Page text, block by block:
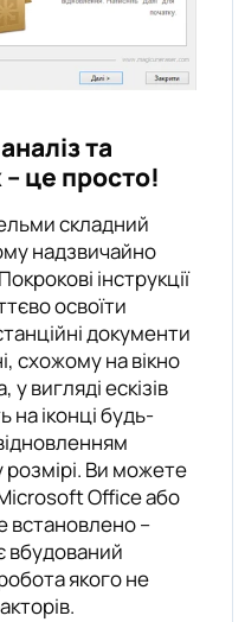
та
це просто!
складний
надзвичайно
інструкції
освоїти
документи
схожому на вікно
вигляді ескізів
на іконці будь-
Ви можете
Office або
встановлено –
вбудований
якого не